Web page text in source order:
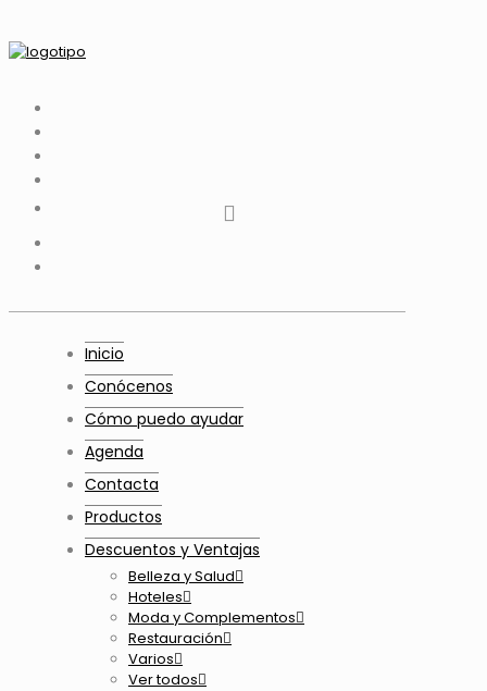
Youtube
Inicio
Conócenos
Cómo puedo ayudar
Agenda
Contacta
Productos
Descuentos y Ventajas
Belleza y Salud
Hoteles
Moda y Complementos
Restauración
Varios
Ver todos